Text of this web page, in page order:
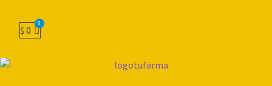
$ 0